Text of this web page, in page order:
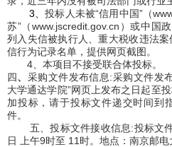
3 、投标人未被“信用中国”（
苏”（www.jscredit.gov.cn ）或中国
列入失信被执行人、重大税收违法
信行为记录名单，提供网页截图。
4 、本项目不接受联合体投标。
四、 采购文件发布信息:采购文件发
大学通达学院”网页上发布之日起至
加投标，请于投标文件递交时间到
件。
五、投标文件接收信息:投标文
日 上午9时至 11 时。地点：南京邮